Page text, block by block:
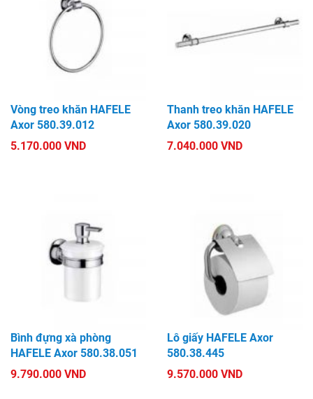
Vòng treo khăn HAFELE
Axor 580.39.012
5.170.000 VND
Thanh treo khăn HAFELE
Axor 580.39.020
7.040.000 VND
Bình đựng xà phòng
HAFELE Axor 580.38.051
9.790.000 VND
Lô giấy HAFELE Axor
580.38.445
9.570.000 VND